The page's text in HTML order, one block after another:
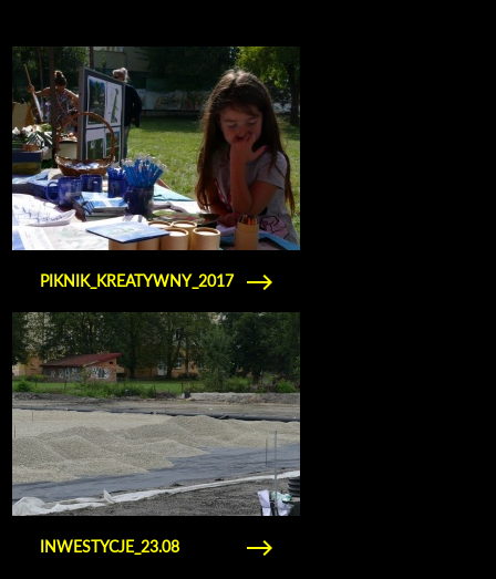
PIKNIK_KREATYWNY_2017
Obejrzyj galerię zdjęć piknik_kreatywny_2017
INWESTYCJE_23.08
Obejrzyj galerię zdjęć inwestycje_23.08